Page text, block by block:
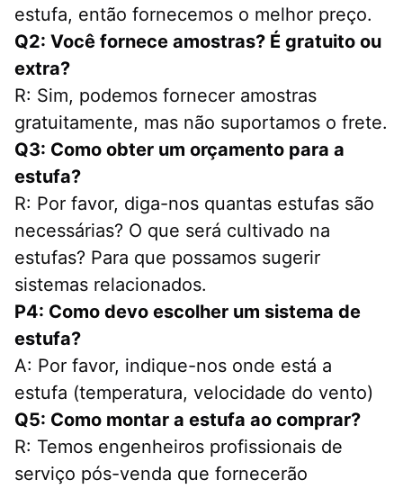
estufa, então fornecemos o melhor preço.
Q2: Você fornece amostras? É gratuito ou
extra?
R: Sim, podemos fornecer amostras
gratuitamente, mas não suportamos o frete.
Q3: Como obter um orçamento para a
estufa?
R: Por favor, diga-nos quantas estufas são
necessárias? O que será cultivado na
estufas? Para que possamos sugerir
sistemas relacionados.
P4: Como devo escolher um sistema de
estufa?
A: Por favor, indique-nos onde está a
estufa (temperatura, velocidade do vento)
Q5: Como montar a estufa ao comprar?
R: Temos engenheiros profissionais de
serviço pós-venda que fornecerão